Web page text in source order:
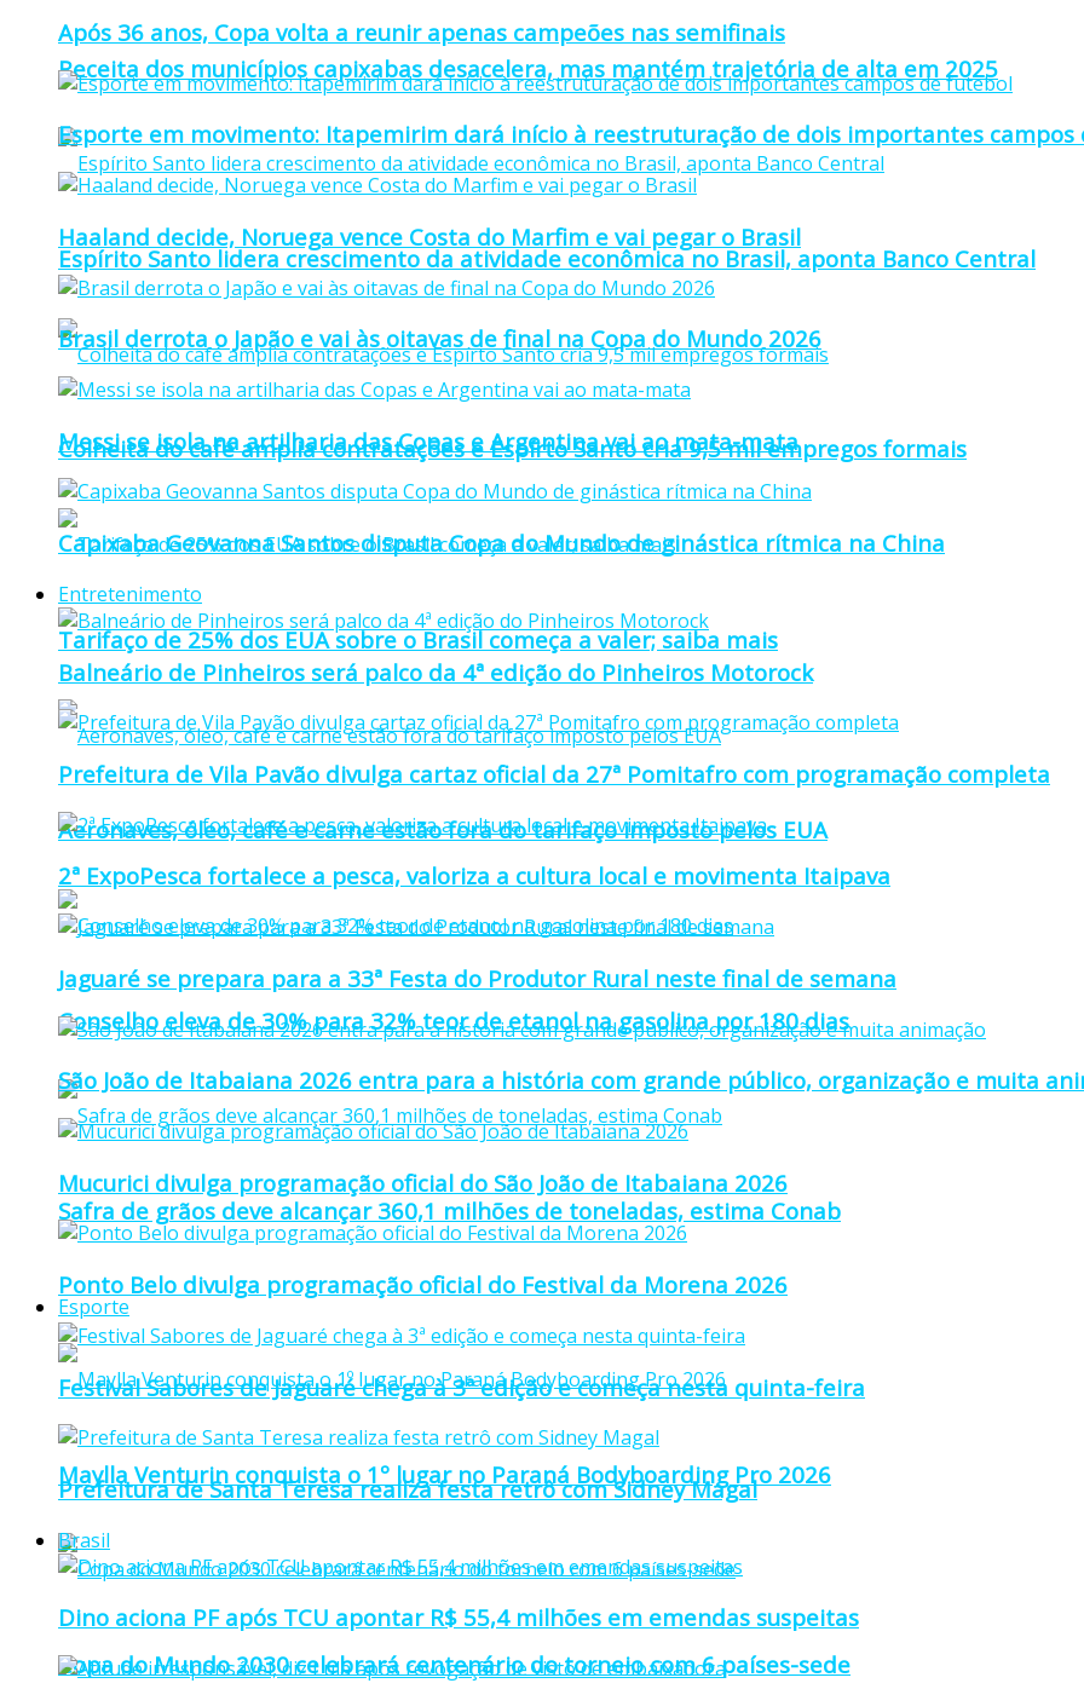
Receita dos municípios capixabas desacelera, mas mantém trajetória de alta em 2025
Espírito Santo lidera crescimento da atividade econômica no Brasil, aponta Banco Central
Colheita do café amplia contratações e Espírto Santo cria 9,5 mil empregos formais
Tarifaço de 25% dos EUA sobre o Brasil começa a valer; saiba mais
Aeronaves, óleo, café e carne estão fora do tarifaço imposto pelos EUA
Conselho eleva de 30% para 32% teor de etanol na gasolina por 180 dias
Safra de grãos deve alcançar 360,1 milhões de toneladas, estima Conab
Esporte
Maylla Venturin conquista o 1º lugar no Paraná Bodyboarding Pro 2026
Copa do Mundo 2030 celebrará centenário do torneio com 6 países-sede
Após 36 anos, Copa volta a reunir apenas campeões nas semifinais
Esporte em movimento: Itapemirim dará início à reestruturação de dois importantes campos
Haaland decide, Noruega vence Costa do Marfim e vai pegar o Brasil
Brasil derrota o Japão e vai às oitavas de final na Copa do Mundo 2026
Messi se isola na artilharia das Copas e Argentina vai ao mata-mata
Capixaba Geovanna Santos disputa Copa do Mundo de ginástica rítmica na China
Entretenimento
Balneário de Pinheiros será palco da 4ª edição do Pinheiros Motorock
Prefeitura de Vila Pavão divulga cartaz oficial da 27ª Pomitafro com programação completa
2ª ExpoPesca fortalece a pesca, valoriza a cultura local e movimenta Itaipava
Jaguaré se prepara para a 33ª Festa do Produtor Rural neste final de semana
São João de Itabaiana 2026 entra para a história com grande público, organização e muita
Mucurici divulga programação oficial do São João de Itabaiana 2026
Ponto Belo divulga programação oficial do Festival da Morena 2026
Festival Sabores de Jaguaré chega à 3ª edição e começa nesta quinta-feira
Prefeitura de Santa Teresa realiza festa retrô com Sidney Magal
Brasil
Dino aciona PF após TCU apontar R$ 55,4 milhões em emendas suspeitas